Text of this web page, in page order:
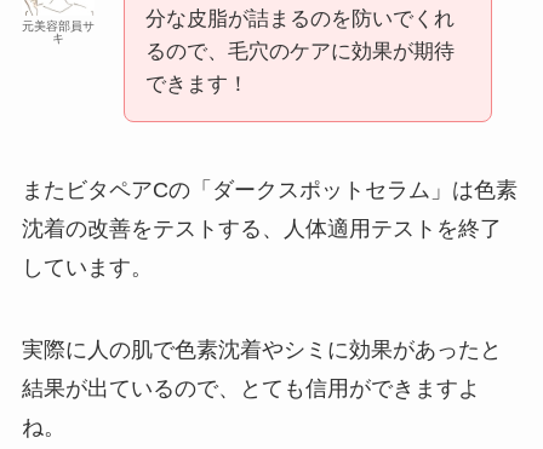
元美容部員サ
キ
分な皮脂が詰まるのを防いでくれ
るので、毛穴のケアに効果が期待
できます！
またビタペアCの「ダークスポットセラム」は色素
沈着の改善をテストする、人体適用テストを終了
しています。
実際に人の肌で色素沈着やシミに効果があったと
結果が出ているので、とても信用ができますよ
ね。